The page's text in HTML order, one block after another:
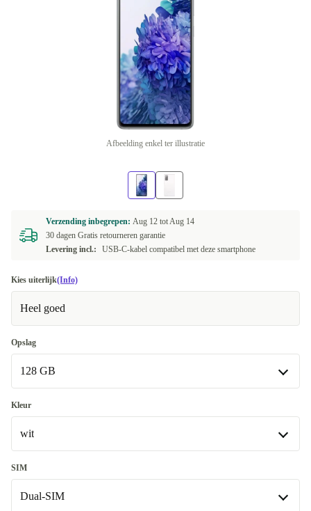
Afbeelding enkel ter illustratie
Verzending inbegrepen: Aug 12 totAug 14
30 dagen Gratis retourneren garantie
Levering incl.:
USB-C-kabel compatibel met deze smartphone
Kies uiterlijk(Info)
Heel goed
Opslag
128 GB
128 GB
Beschikbaar in andere configuraties
256 GB
Kleur
wit
wit
groen +€ 0,33
SIM
Dual-SIM